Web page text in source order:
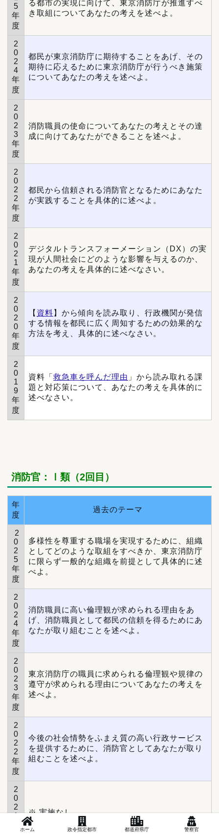
5
年
度
る都市の実現に向けて、東京消防庁が推進すべ
き取組についてあなたの考えを述べよ。
2
0
2
4
年
度
都民が東京消防庁に期待することをあげ、その
期待に応えるために東京消防庁が行うべき施策
についてあなたの考えを述べよ。
2
0
2
3
年
度
消防職員の使命についてあなたの考えとその達
成に向けてあなたができることを述べよ。
2
0
2
2
年
度
都民から信頼される消防官となるためにあなた
が実践することを具体的に述べよ。
2
0
2
1
年
度
デジタルトランスフォーメーション（DX）の実
現が人間社会にどのような影響を与えるのか、
あなたの考えを具体的に述べなさい。
2
0
2
0
年
度
【 資料 】から傾向を読み取り、行政機関が発信
する情報を都民に広く周知するための効果的な
方法を考え、具体的に述べなさい。
2
0
1
9
年
度
資料「 救急車を呼んだ理由 」から読み取れる課
題と対応策について、あなたの考えを具体的に
述べなさい。
消防官：Ⅰ類（2回目）
年
度
過去のテーマ
2
0
2
5
年
度
多様性を尊重する職場を実現するために、組織
としてどのような取組をすべきか、東京消防庁
に限らず一般的な組織を前提として具体的に述
べよ。
2
0
2
4
年
度
消防職員に高い倫理観が求められる理由をあ
げ、消防職員として都民の信頼を得るためにあ
なたが取り組むことを述べよ。
2
0
2
3
年
度
東京消防庁の職員に求められる倫理観や規律の
遵守が求められる理由についてあなたの考えを
述べよ。
2
0
2
2
年
度
今後の社会情勢をふまえ質の高い行政サービス
を提供するために、消防官としてあなたが取り
組むことを述べよ。
2
0
2
1
※ 実施なし
ホーム 政令指定都市 都道府県庁 警察官